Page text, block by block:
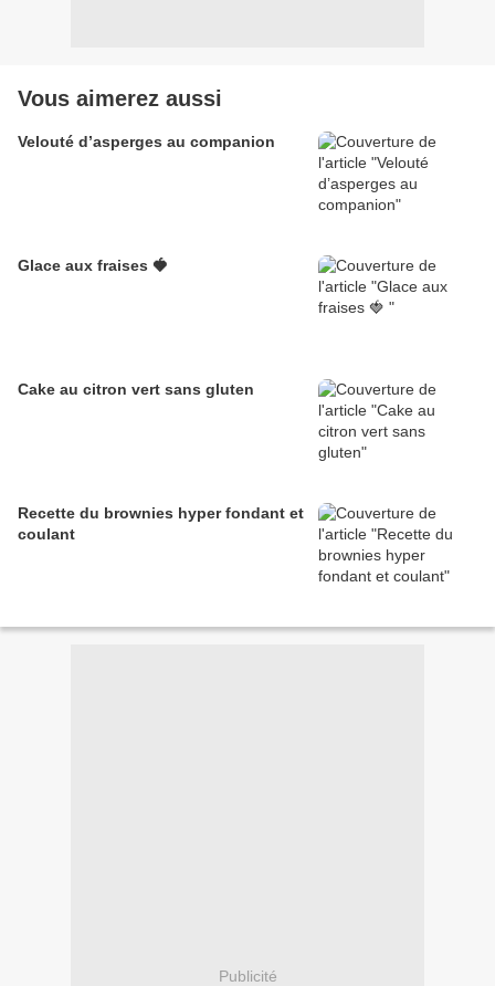
Vous aimerez aussi
Velouté d’asperges au companion
Glace aux fraises 🍓
Cake au citron vert sans gluten
Recette du brownies hyper fondant et
coulant
Publicité